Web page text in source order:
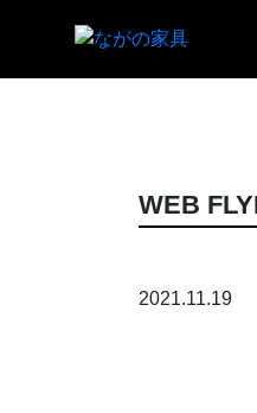
WEB
2021.11.19